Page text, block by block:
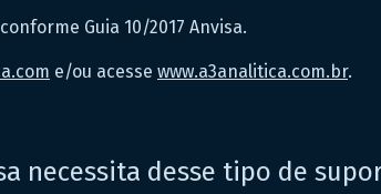
Guia 10/2017 Anvisa.
e/ou acesse www.a3analitica.com.br.
necessita desse tipo de